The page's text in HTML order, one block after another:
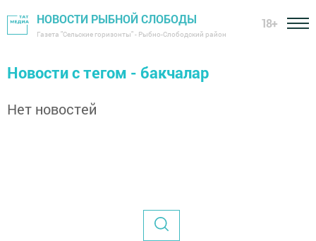
НОВОСТИ РЫБНОЙ СЛОБОДЫ
Газета "Сельские горизонты" - Рыбно-Слободский район
18+
Новости с тегом - бакчалар
Нет новостей